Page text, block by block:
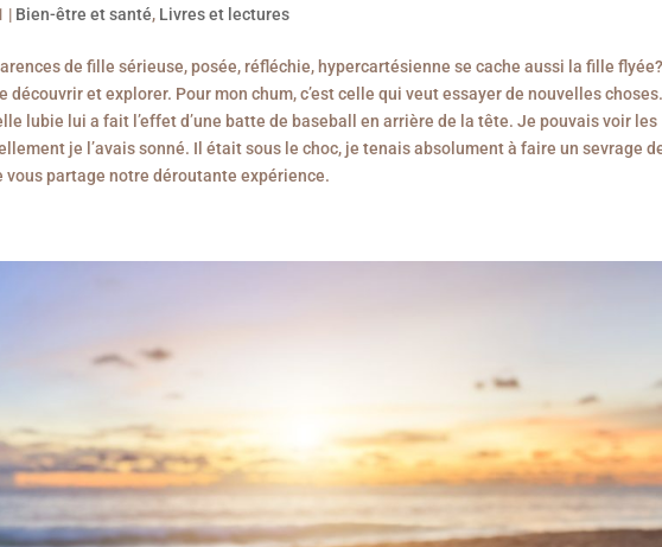
| Bien-être et santé, Livres et lectures
de fille sérieuse, posée, réfléchie, hypercartésienne se cache aussi la fille
et explorer. Pour mon chum, c’est celle qui veut essayer de nouvelles
lubie lui a fait l’effet d’une batte de baseball en arrière de la tête. Je pouvais voir les
je l’avais sonné. Il était sous le choc, je tenais absolument à faire un sevrage
vous partage notre déroutante expérience.